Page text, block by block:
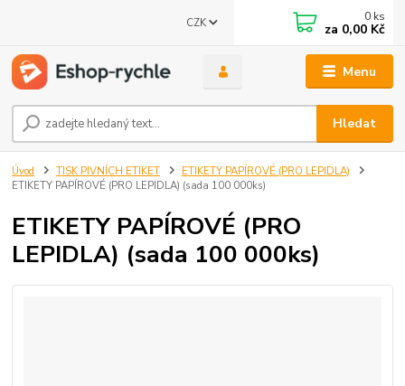
Menu
CZK
Hledat
0 ks
za 0,00 Kč
Úvod TISK PIVNÍCH ETIKET
ETIKETY PAPÍROVÉ (PRO LEPIDLA)
ETIKETY PAPÍROVÉ (PRO LEPIDLA) (sada 100 000ks)
ETIKETY PAPÍROVÉ (PRO
LEPIDLA) (sada 100 000ks)